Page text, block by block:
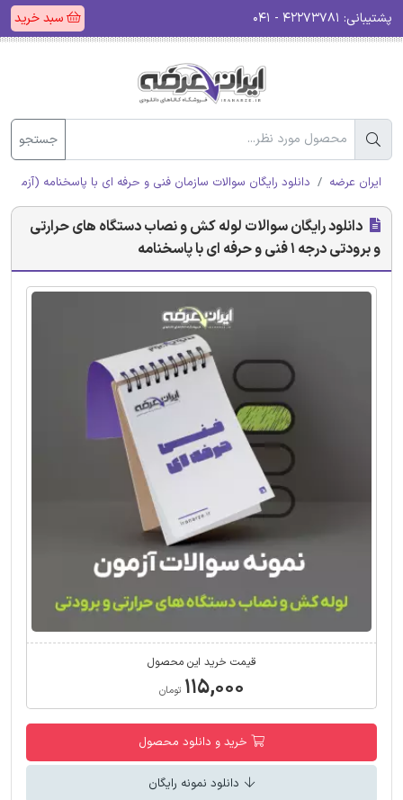
پشتیبانی: سبد خرید
جستجو
ایران عرضه دانلود رایگان سوالات سازمان فنی و حرفه ای با پاسخنامه (آزمون
دانلود رایگان سوالات لوله کش و نصاب دستگاه های حرارتی
و برودتی درجه 1 فنی و حرفه ای با پاسخنامه
قیمت خرید این محصول
۱۱۵,۰۰۰ تومان
خرید و دانلود محصول
دانلود نمونه رایگان